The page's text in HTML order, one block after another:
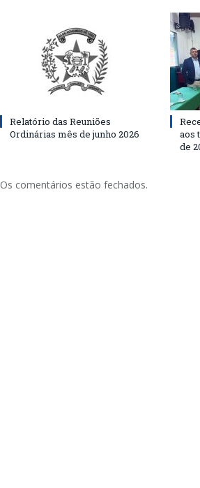
Relatório das Reuniões
Ordinárias mês de junho 2026
aos
de
Os comentários estão fechados.